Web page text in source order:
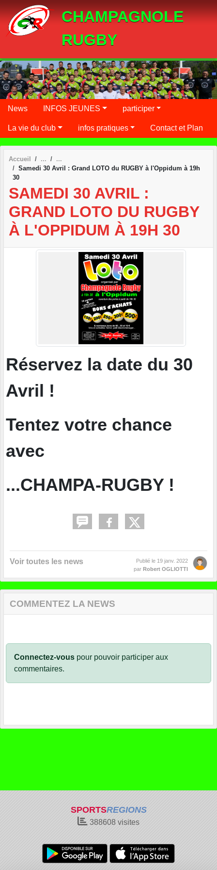
CHAMPAGNOLE
RUGBY
News INFOS JEUNES participer
La vie du club infos pratiques Contact et Plan
Accueil
Samedi 30 Avril : Grand LOTO du RUGBY à l'Oppidum à 19h
30
SAMEDI 30 AVRIL :
GRAND LOTO DU RUGBY
À L'OPPIDUM À 19H 30
Réservez la date du 30
Avril !
Tentez votre chance
avec
...CHAMPA-RUGBY !
Voir toutes les news Publié le 19 janv. 2022
par Robert OGLIOTTI
COMMENTEZ LA NEWS
Connectez-vous pour pouvoir participer aux
commentaires.
SPORTSREGIONS
388608 visites
Panneau de gestion des cookies